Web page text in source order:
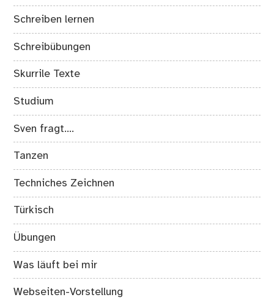
Schreiben lernen
Schreibübungen
Skurrile Texte
Studium
Sven fragt….
Tanzen
Techniches Zeichnen
Türkisch
Übungen
Was läuft bei mir
Webseiten-Vorstellung